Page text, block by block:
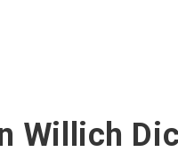
Willich